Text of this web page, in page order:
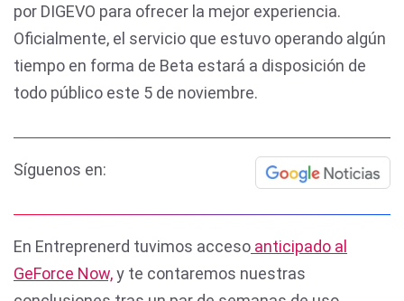
por DIGEVO para ofrecer la mejor experiencia.
Oficialmente, el servicio que estuvo operando algún
tiempo en forma de Beta estará a disposición de
todo público este 5 de noviembre.
Síguenos en:
En Entreprenerd tuvimos acceso anticipado al
GeForce Now,y te contaremos nuestras